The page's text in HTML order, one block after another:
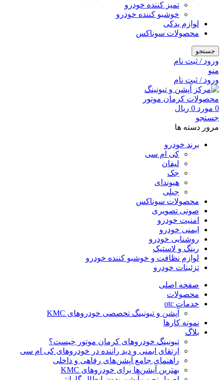
تمیز کننده خودرو
خوشبو کننده خودرو
لوازم یدکی
محصولات سوناکس
جستجو
ورود / ثبت نام
منو
ورود / ثبت نام
0 مورد 0 ریال
جستجو
مرور دسته ها
برند خودرو
کی ام سی
لیفان
جک
هیوندای
جیلی
محصولات سوناکس
صوتی تصویری
امنیت خودرو
ایمنی خودرو
روشنایی خودرو
رینگ و لاستیک
لوازم نظافت و خوشبو کننده خودرو
تزئینات خودرو
صفحه اصلی
محصولات
خدمات otc
آپشن و تیونینگ تخصصی خودروهای KMC
نمونه کارها
بلاگ
تیونینگ خودروهای کرمان موتور چیست؟
ارتقای ایمنی و دید راننده در خودروهای کی ام سی
راهنمای جامع آپشن‌های رفاهی و داخلی
بهترین آپشن‌ها برای خودروهای KMC